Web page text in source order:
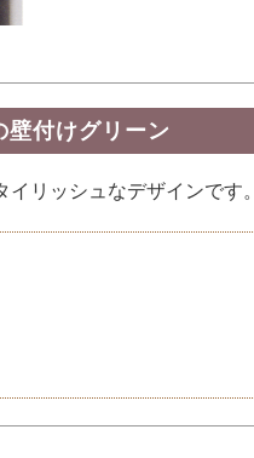
壁付けグリーン
リッシュなデザインです。